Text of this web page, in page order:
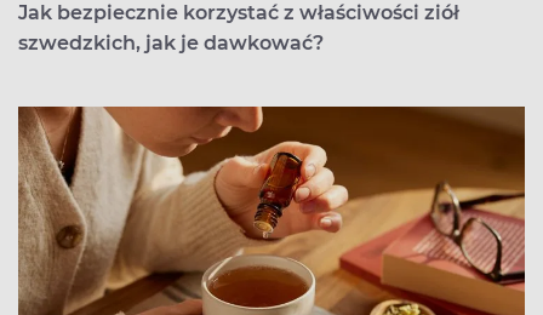
Jak bezpiecznie korzystać z właściwości ziół
szwedzkich, jak je dawkować?